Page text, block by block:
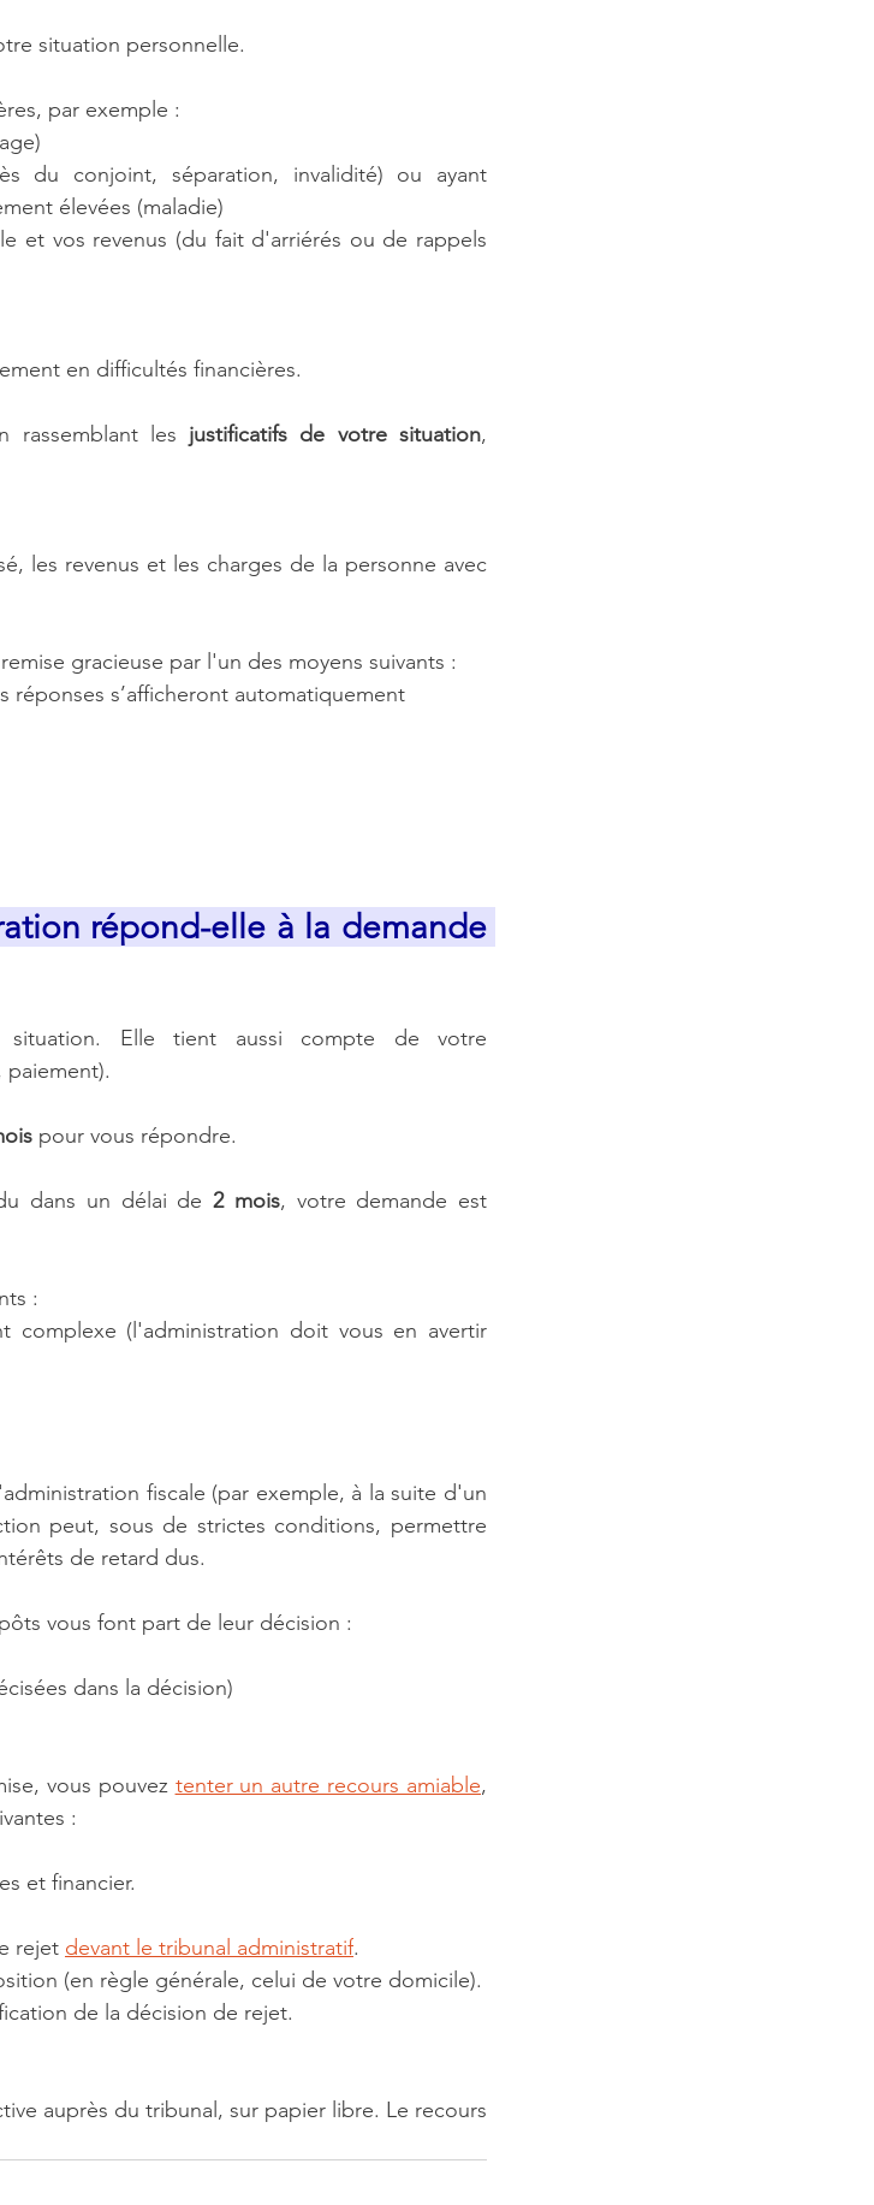
situation personnelle.
par exemple :
du conjoint, séparation, invalidité) ou ayant
élevées (maladie)
et vos revenus (du fait d'arriérés ou de rappels
en difficultés financières.
rassemblant les justificatifs de votre situation,
les revenus et les charges de la personne avec
gracieuse par l'un des moyens suivants :
réponses s’afficheront automatiquement
répond-elle à la demande
situation. Elle tient aussi compte de votre
pour vous répondre.
dans un délai de 2 mois, votre demande est
:
complexe (l'administration doit vous en avertir
peut, sous de strictes conditions, permettre
de retard dus.
vous font part de leur décision :
dans la décision)
vous pouvez tenter un autre recours amiable,
:
et financier.
rejet devant le tribunal administratif.
(en règle générale, celui de votre domicile).
de la décision de rejet.
auprès du tribunal, sur papier libre. Le recours